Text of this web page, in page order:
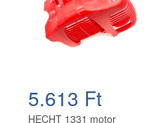
5.613 Ft
HECHT 1331 motor